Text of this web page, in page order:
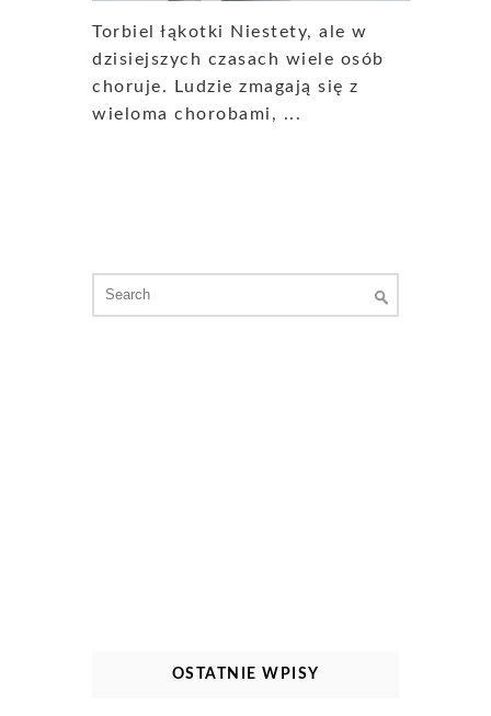
Torbiel łąkotki Niestety, ale w
dzisiejszych czasach wiele osób
choruje. Ludzie zmagają się z
wieloma chorobami, ...
for:
OSTATNIE WPISY